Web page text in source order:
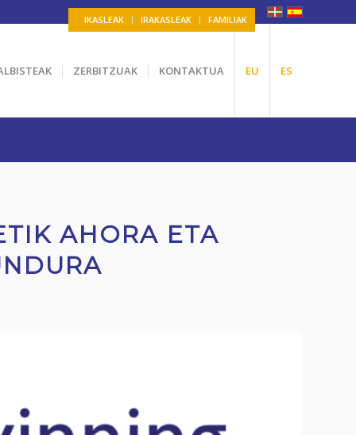
IKASLEAK IRAKASLEAK FAMILIAK
ZERBITZUAK KONTAKTUA EU ES
AHORA ETA